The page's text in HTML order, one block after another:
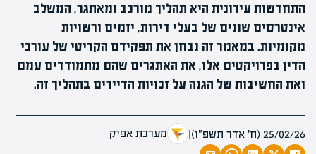
התחדשות עירונית היא תהליך מורכב ומאתגר, המשלב
אינטרסים שונים של בעלי דירות, יזמים ורשויות
מקומיות. במאמר זה נבחן את תפקידם הקריטי של עורכי
הדין בפרויקטים אלו, את האתגרים שהם מתמודדים עמם
ואת החשיבות של הגנה על זכויות הדיירים בתהליך זה.
25/02/26 (ח׳ אדר תשפ״ו) | מערכת אפיק